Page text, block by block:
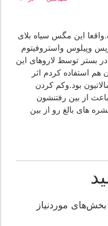
این مگس سیاه بلای
واستروفیتوم
توسط لاروهای این
کردم اثر
بود.وکم کردن
بین رفتنشون
بالغ رو از بین
موردنیاز